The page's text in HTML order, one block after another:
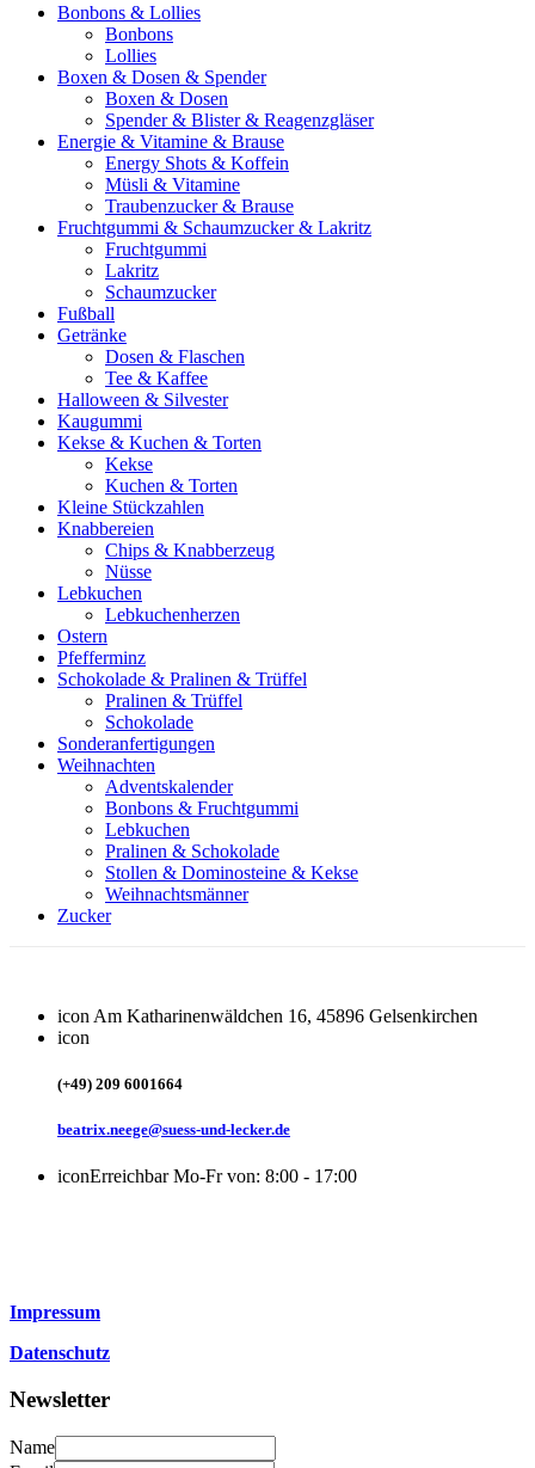
Bonbons & Lollies
Bonbons
Lollies
Boxen & Dosen & Spender
Boxen & Dosen
Spender & Blister & Reagenzgläser
Energie & Vitamine & Brause
Energy Shots & Koffein
Müsli & Vitamine
Traubenzucker & Brause
Fruchtgummi & Schaumzucker & Lakritz
Fruchtgummi
Lakritz
Schaumzucker
Fußball
Getränke
Dosen & Flaschen
Tee & Kaffee
Halloween & Silvester
Kaugummi
Kekse & Kuchen & Torten
Kekse
Kuchen & Torten
Kleine Stückzahlen
Knabbereien
Chips & Knabberzeug
Nüsse
Lebkuchen
Lebkuchenherzen
Ostern
Pfefferminz
Schokolade & Pralinen & Trüffel
Pralinen & Trüffel
Schokolade
Sonderanfertigungen
Weihnachten
Adventskalender
Bonbons & Fruchtgummi
Lebkuchen
Pralinen & Schokolade
Stollen & Dominosteine & Kekse
Weihnachtsmänner
Zucker
icon Am Katharinenwäldchen 16, 45896 Gelsenkirchen
icon
(+49) 209 6001664
beatrix.neege@suess-und-lecker.de
iconErreichbar Mo-Fr von: 8:00 - 17:00
Impressum
Datenschutz
Newsletter
Name